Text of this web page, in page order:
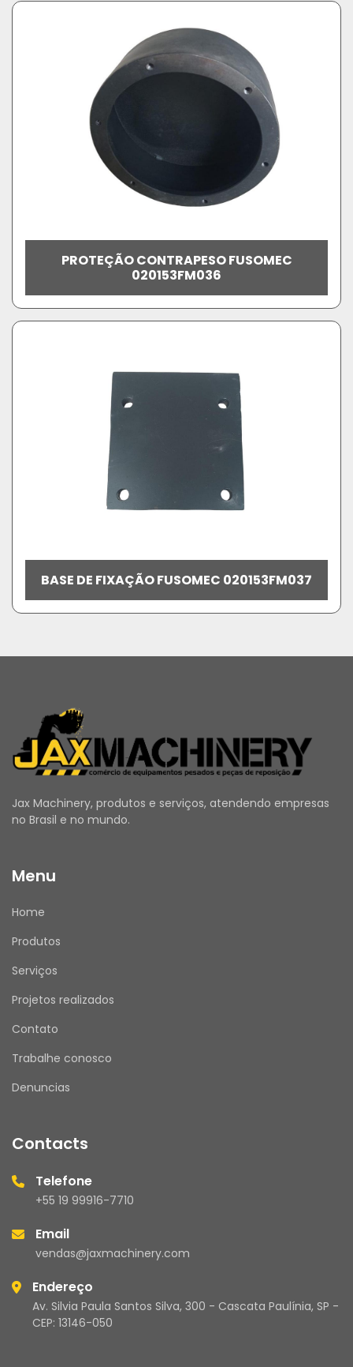
PROTEÇÃO CONTRAPESO FUSOMEC
020153FM036
BASE DE FIXAÇÃO FUSOMEC 020153FM037
Jax Machinery, produtos e serviços, atendendo empresas
no Brasil e no mundo.
Menu
Home
Produtos
Serviços
Projetos realizados
Contato
Trabalhe conosco
Denuncias
Contacts
Telefone
+55 19 99916-7710
Email
vendas@jaxmachinery.com
Endereço
Av. Silvia Paula Santos Silva, 300 - Cascata Paulínia, SP -
CEP: 13146-050